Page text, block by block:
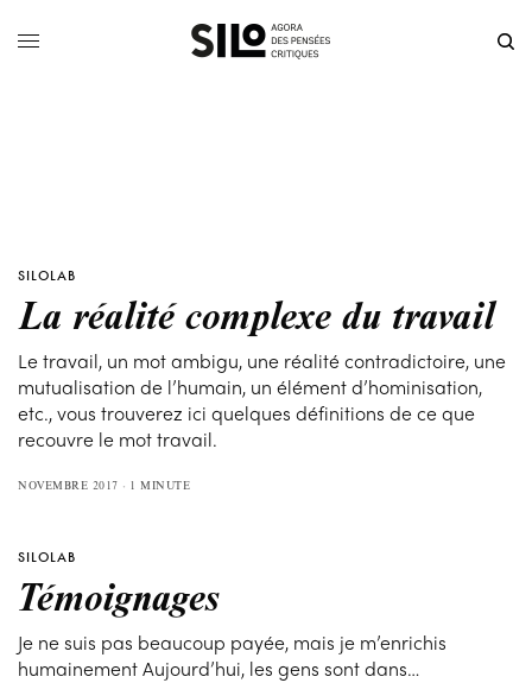
SILOLAB
La réalité complexe du travail
Le travail, un mot ambigu, une réalité contradictoire, une
mutualisation de l’humain, un élément d’hominisation,
etc., vous trouverez ici quelques définitions de ce que
recouvre le mot travail.
NOVEMBRE 2017 1 MINUTE
SILOLAB
Témoignages
Je ne suis pas beaucoup payée, mais je m’enrichis
humainement Aujourd’hui, les gens sont dans…